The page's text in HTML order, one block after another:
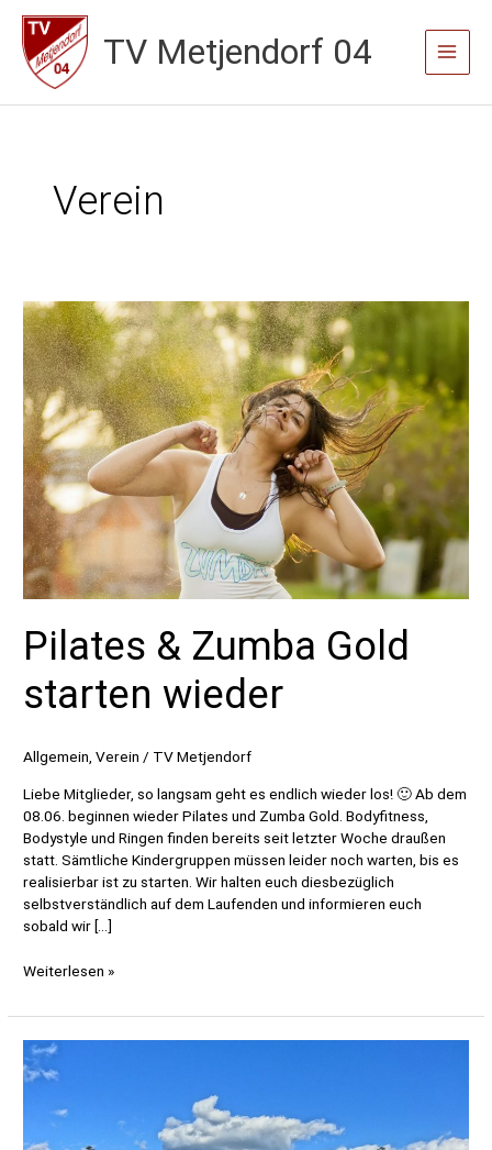
Zum
Inhalt
springen
TV Metjendorf 04
Main
Menu
Verein
Pilates & Zumba Gold
starten wieder
Allgemein,Verein / TV Metjendorf
Liebe Mitglieder, so langsam geht es endlich wieder los! 🙂 Ab dem
08.06. beginnen wieder Pilates und Zumba Gold. Bodyfitness,
Bodystyle und Ringen finden bereits seit letzter Woche draußen
statt. Sämtliche Kindergruppen müssen leider noch warten, bis es
realisierbar ist zu starten. Wir halten euch diesbezüglich
selbstverständlich auf dem Laufenden und informieren euch
sobald wir […]
Pilates
Zumba
starten
wieder
Weiterlesen »